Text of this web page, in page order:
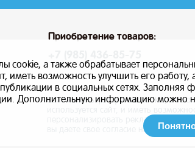
Приобретение товаров:
Сайт использует файлы cookie, а
используется сайт, и иметь
персонализировать рекламу,
вы даете свое согласие на
cookie, а также обрабатывает
иметь возможность улучшить его
в социальных сетях. Заполняя
Дополнительную информацию можно